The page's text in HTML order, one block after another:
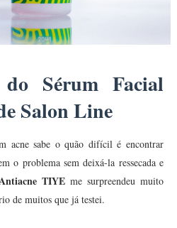
Sérum Facial
Salon Line
acne sabe o quão difícil é encontrar
o problema sem deixá-la ressecada e
TIYE me surpreendeu muito
de muitos que já testei.